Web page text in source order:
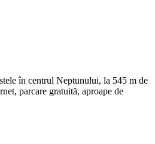
în centrul Neptunului, la 545 m de
parcare gratuită, aproape de